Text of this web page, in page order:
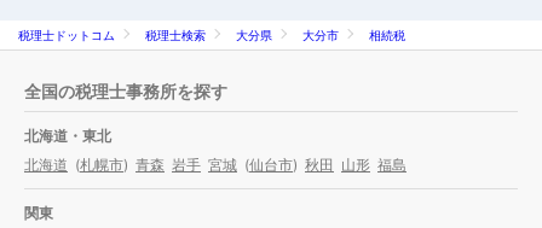
税理士ドットコム 税理士検索 大分県 大分市 相続税
全国の税理士事務所を探す
北海道・東北
北海道 (札幌市) 青森 岩手 宮城 (仙台市) 秋田 山形 福島
関東